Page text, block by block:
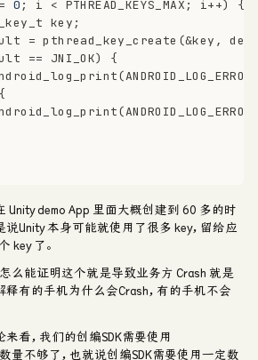
0 ; i < PTHREAD_KEYS_MAX; i++) {
key;
= pthread_key_create(&key,
== JNI_OK) {
Unity demo App 里面大概创建到 60 多的时
Unity 本身可能就使用了很多 key，留给应
key 了。
么能证明这个就是导致业务方 Crash 就是
释有的手机为什么会Crash，有的手机不会
看，我们的创编SDK需要使用
量不够了，也就说创编SDK需要使用一定数